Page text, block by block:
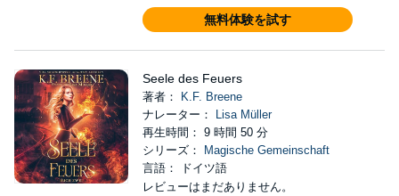
無料体験を試す
Seele des Feuers
著者：
K.F. Breene
ナレーター：
Lisa Müller
再生時間： 9 時間 50 分
シリーズ：
Magische Gemeinschaft
言語： ドイツ語
レビューはまだありません。